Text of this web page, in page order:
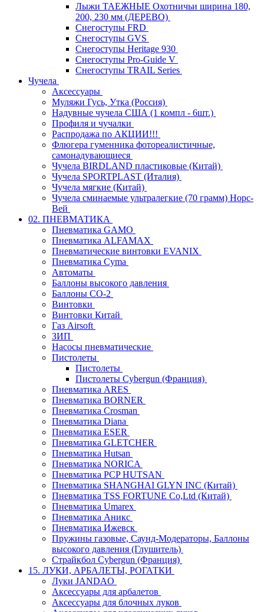
Лыжи ТАЕЖНЫЕ Охотничьи ширина 180,
200, 230 мм (ДЕРЕВО)
Снегоступы FRD
Снегоступы GVS
Снегоступы Heritage 930
Снегоступы Pro-Guide V
Снегоступы TRAIL Series
Чучела
Аксессуары
Муляжи Гусь, Утка (Россия)
Надувные чучела США (1 компл - 6шт.)
Профиля и чучалки
Распродажа по АКЦИИ!!!
Флюгера гуменника фотореалистичные,
самонадувающиеся
Чучела BIRDLAND пластиковые (Китай)
Чучела SPORTPLAST (Италия)
Чучела мягкие (Китай)
Чучела сминаемые ультралегкие (70 грамм) Норс-
Вей
02. ПНЕВМАТИКА
Пневматика GAMO
Пневматика ALFAMAX
Пневматические винтовки EVANIX
Пневматика Cyma
Автоматы
Баллоны высокого давления
Баллоны СО-2
Винтовки
Винтовки Китай
Газ Airsoft
ЗИП
Насосы пневматические
Пистолеты
Пистолеты
Пистолеты Cybergun (Франция)
Пневматика ARES
Пневматика BORNER
Пневматика Crosman
Пневматика Diana
Пневматика ESER
Пневматика GLETCHER
Пневматика Hutsan
Пневматика NORICA
Пневматика PCP HUTSAN
Пневматика SHANGHAI GLYN INC (Китай)
Пневматика TSS FORTUNE Co,Ltd (Китай)
Пневматика Umarex
Пневматика Аникс
Пневматика Ижевск
Пружины газовые, Саунд-Модераторы, Баллоны
высокого давления (Глушитель)
Страйкбол Cybergun (Франция)
15. ЛУКИ, АРБАЛЕТЫ, РОГАТКИ
Луки JANDAO
Аксессуары для арбалетов
Аксессуары для блочных луков